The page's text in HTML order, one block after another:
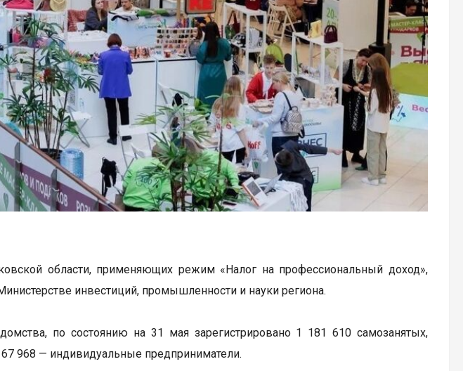
области, применяющих режим «Налог на профессиональный доход»,
инвестиций, промышленности и науки региона.
по состоянию на 31 мая зарегистрировано 1 181 610 самозанятых,
968 — индивидуальные предприниматели.